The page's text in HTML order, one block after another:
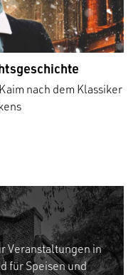
nach dem Klassiker
Veranstaltungen in
für Speisen und